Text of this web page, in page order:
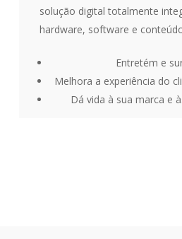
solução digital totalmente
hardware, software e
Entretém e
Melhora a experiência do
Dá vida à sua marca e